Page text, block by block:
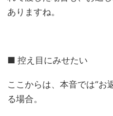
ありますね。
■ 控え目にみせたい
ここからは、本音では“お
る場合。